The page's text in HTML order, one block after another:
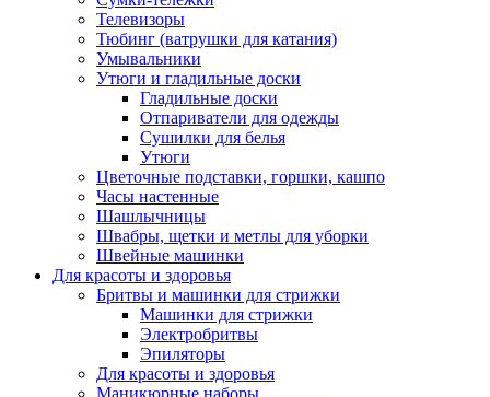
Телевизоры
Тюбинг (ватрушки для катания)
Умывальники
Утюги и гладильные доски
Гладильные доски
Отпариватели для одежды
Сушилки для белья
Утюги
Цветочные подставки, горшки, кашпо
Часы настенные
Шашлычницы
Швабры, щетки и метлы для уборки
Швейные машинки
Для красоты и здоровья
Бритвы и машинки для стрижки
Машинки для стрижки
Электробритвы
Эпиляторы
Для красоты и здоровья
Маникюрные наборы